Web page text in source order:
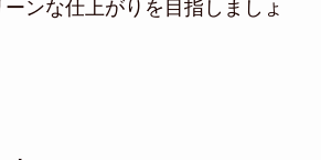
ンな仕上がりを目指しましょ